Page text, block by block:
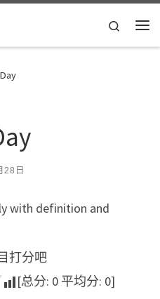
Search
28日
with definition and
打分吧
[总分: 0 平均分: 0]